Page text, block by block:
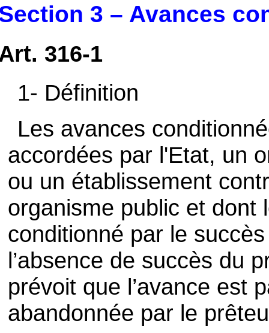
3 – Avances
316-1
1- Définition
Les avances
accordées par l'Etat, un
ou un établissement
organisme public et dont
conditionné par le
l’absence de succès du
prévoit que l’avance est
abandonnée par le